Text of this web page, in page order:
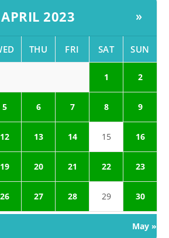
APRIL 2023 »
THU FRI SAT SUN
1 2
5 6 7 8 9
12 13 14 15 16
19 20 21 22 23
26 27 28 29 30
May »